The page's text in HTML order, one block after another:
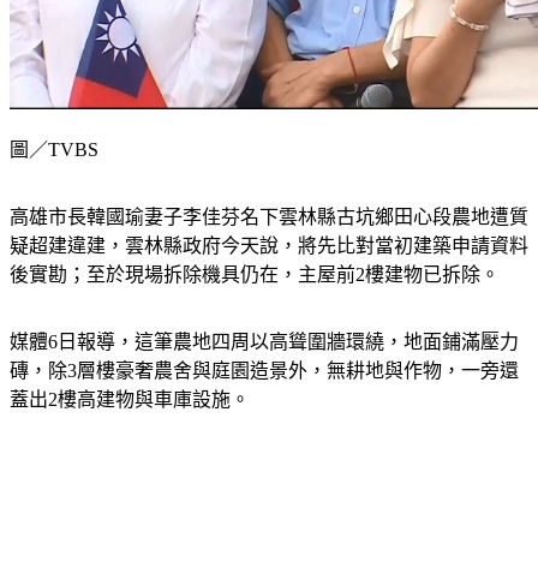
高雄市長韓國瑜妻子李佳芬名下雲林縣古坑鄉田心段農地遭質
疑超建違建，雲林縣政府今天說，將先比對當初建築申請資料
媒體6日報導，這筆農地四周以高聳圍牆環繞，地面鋪滿壓力
磚，除3層樓豪奢農舍與庭園造景外，無耕地與作物，一旁還